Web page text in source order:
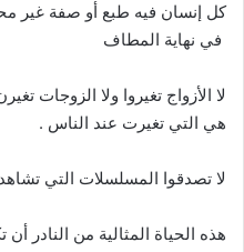
كل إنسان فيه طبع أو صفة غير
في نهاية المطاف
لا الأزواج تغيروا ولا الزوجات
هي التي تغيرت عند الناس .
لا تصدقوا المسلسلات التي
هذه الحياة المثالية من النادر